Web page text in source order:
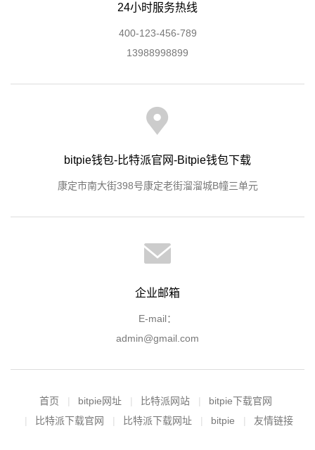
24小时服务热线
400-123-456-789
13988998899
bitpie钱包-比特派官网-Bitpie钱包下载
康定市南大街398号康定老街溜溜城B幢三单元
企业邮箱
E-mail：
admin@gmail.com
首页 bitpie网址 比特派网站
bitpie下载官网
比特派下载官网
比特派下载网址 bitpie 友情链接